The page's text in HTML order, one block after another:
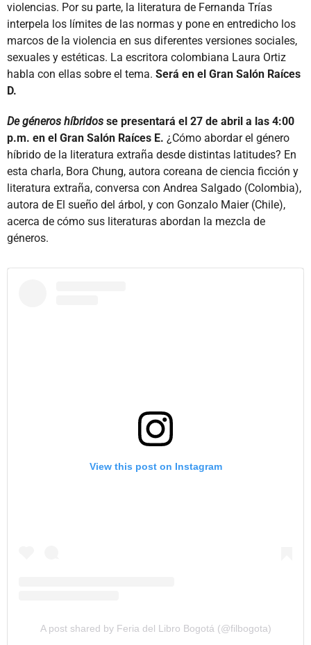
violencias. Por su parte, la literatura de Fernanda Trías
interpela los límites de las normas y pone en entredicho los
marcos de la violencia en sus diferentes versiones sociales,
sexuales y estéticas. La escritora colombiana Laura Ortiz
habla con ellas sobre el tema. Será en el Gran Salón Raíces
D.
De géneros híbridos se presentará el 27 de abril a las 4:00
p.m. en el Gran Salón Raíces E. ¿Cómo abordar el género
híbrido de la literatura extraña desde distintas latitudes? En
esta charla, Bora Chung, autora coreana de ciencia ficción y
literatura extraña, conversa con Andrea Salgado (Colombia),
autora de El sueño del árbol, y con Gonzalo Maier (Chile),
acerca de cómo sus literaturas abordan la mezcla de
géneros.
View this post on Instagram
A post shared by Feria del Libro Bogotá (@filbogota)